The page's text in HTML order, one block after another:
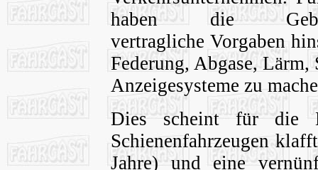
haben die
vertragliche Vorgaben
Federung, Abgase,
Anzeigesysteme zu
Dies scheint für die
Schienenfahrzeugen
Jahre) und eine